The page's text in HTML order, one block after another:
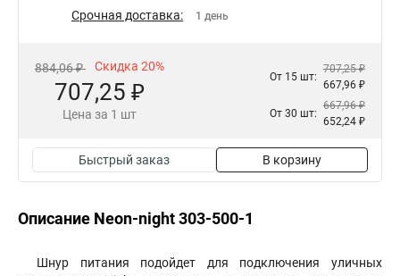
Срочная доставка: 1 день
884,06 ₽ Скидка 20%
707,25 ₽
Цена за 1 шт
От 15 шт:
707,25 ₽
667,96 ₽
От 30 шт:
667,96 ₽
652,24 ₽
Быстрый заказ В корзину
Описание Neon-night 303-500-1
Шнур питания подойдет для подключения уличных